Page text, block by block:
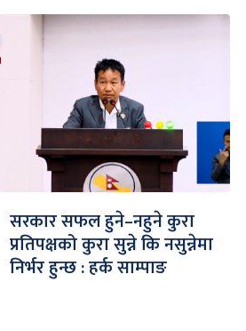
सरकार सफल हुने–नहुने कुरा
प्रतिपक्षको कुरा सुन्ने कि नसुन्नेमा
निर्भर हुन्छ : हर्क साम्पाङ